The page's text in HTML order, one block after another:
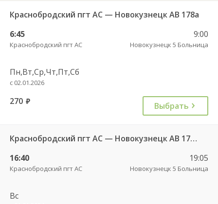
Краснобродский пгт АС — Новокузнецк АВ 178а
6:45
Краснобродский пгт АС
9:00
Новокузнецк 5 Больница
Пн,Вт,Ср,Чт,Пт,Сб
с 02.01.2026
270 руб. Выбрать
Краснобродский пгт АС — Новокузнецк АВ 178аэ
16:40
Краснобродский пгт АС
19:05
Новокузнецк 5 Больница
Вс